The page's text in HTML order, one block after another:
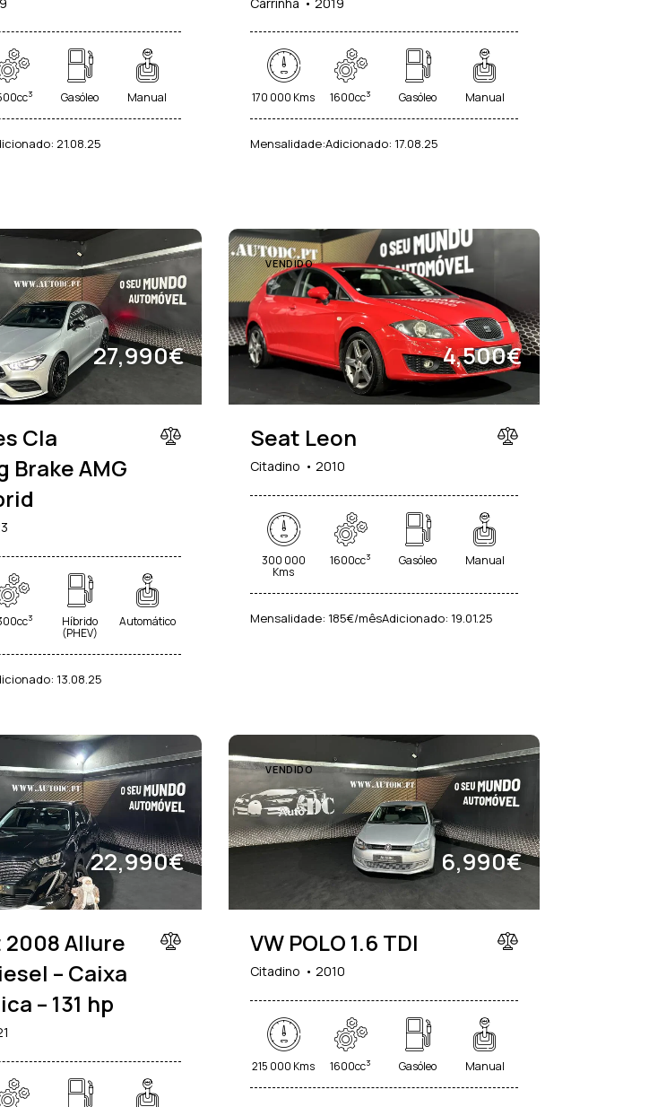
de Som Premium (20)
Sistema de Tracção Integral (DTC)
Panorâmico (11)
Vidros Elétricos (41)
3 Gasóleo Manual
21.08.25
170 000 Kms 1600cc3 Gasóleo Manual
Mensalidade:Adicionado: 17.08.25
27,990€
Cla
Brake AMG
3 Híbrido
(PHEV)
Automático
13.08.25
VENDIDO
4,500€
Seat Leon
Citadino 2010
300 000
Kms
1600cc3 Gasóleo Manual
Mensalidade: 185€/mêsAdicionado: 19.01.25
22,990€
Allure
– Caixa
– 131 hp
VENDIDO
6,990€
VW POLO 1.6 TDI
Citadino 2010
215 000 Kms 1600cc3 Gasóleo Manual